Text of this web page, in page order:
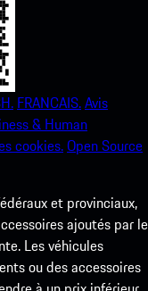
FRANCAIS.Avis
& Human
cookies.Open Source
et provinciaux,
ajoutés par le
Les véhicules
ou des accessoires